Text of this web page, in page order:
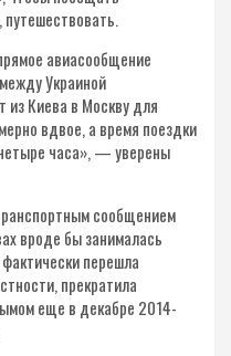
путешествовать.
авиасообщение
Украиной
Киева в Москву для
вдвое, а время поездки
часа», — уверены
сообщением
вроде бы занималась
перешла
прекратила
еще в декабре 2014-